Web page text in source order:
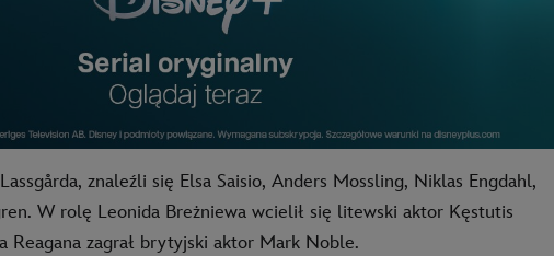
znaleźli się Elsa Saisio, Anders Mossling, Niklas Engdahl,
W rolę Leonida Breżniewa wcielił się litewski aktor Kęstutis
Reagana zagrał brytyjski aktor Mark Noble.